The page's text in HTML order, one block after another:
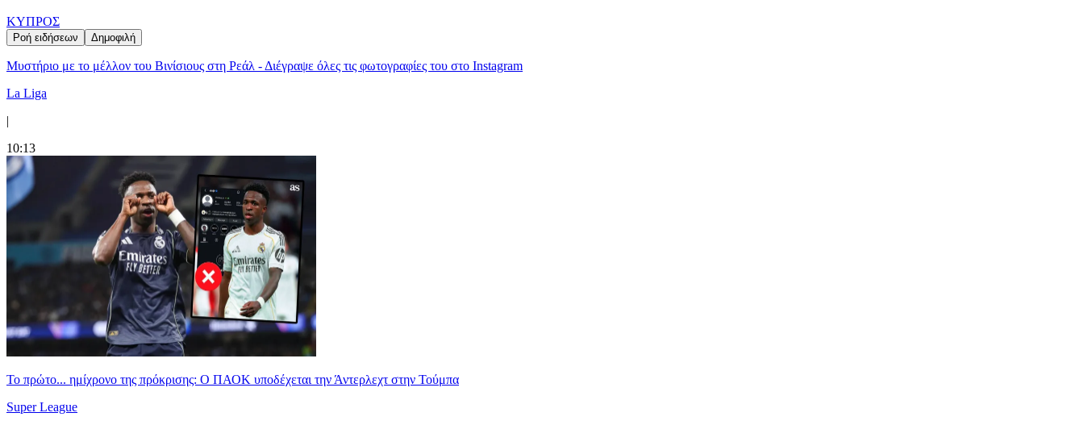
ΚΥΠΡΟΣ
Ροή ειδήσεων Δημοφιλή
Μυστήριο με το μέλλον του Βινίσιους στη Ρεάλ - Διέγραψε όλες τις φωτογραφίες του στο Instagram
La Liga
|
10:13
Το πρώτο... ημίχρονο της πρόκρισης: Ο ΠΑΟΚ υποδέχεται την Άντερλεχτ στην Τούμπα
Super League